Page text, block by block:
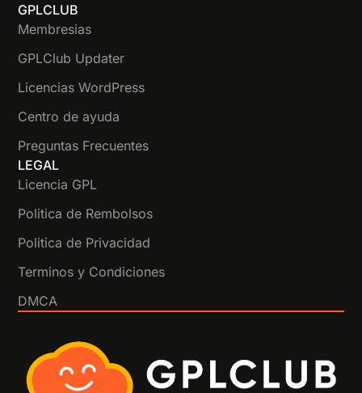
GPLCLUB
Membresias
GPLClub Updater
Licencias WordPress
Centro de ayuda
Preguntas Frecuentes
LEGAL
Licencia GPL
Politica de Rembolsos
Politica de Privacidad
Terminos y Condiciones
DMCA